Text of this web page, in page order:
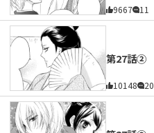
9667 11
第27話②
10148 20